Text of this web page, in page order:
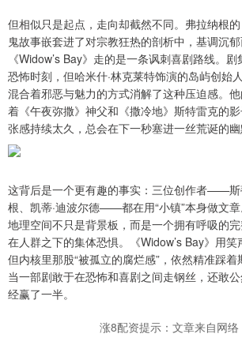
但相似只是起点，走向却截然不同。弗拉纳根
鬼故事嵌套进了对宗教狂热的剖析中，基调沉
《Widow’s Bay》走的是一条讽刺喜剧路线。
恐怖时刻，但哈米什·林克莱特饰演的岛屿创始
混合着邪恶与魅力的方式消解了这种压迫感。
着《午夜弥撒》神父和《撒冷地》斯特雷克的
张感持续太久，总会在下一秒塞进一丝荒诞的幽
这背后是一个更有趣的事实：三位创作者——斯
根、凯蒂·迪波尔德——都在用“小镇”本身做文章
地理空间不只是背景板，而是一个拥有呼吸的
在人群之下的集体恐惧。《Widow’s Bay》用笑
但内核里那股“被孤立的腐烂感”，依然精准踩着
当一部剧敢于在恐怖和喜剧之间走钢丝，还敢
经赢了一半。
涨8配资提示：文章来自网络